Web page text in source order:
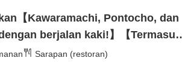
【Kawaramachi, Pontocho, dan
berjalan kaki!】【Termasuk
Sarapan (restoran)